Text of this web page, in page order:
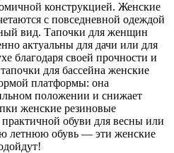
конструкцией. Женские
с повседневной одеждой
вид. Тапочки для женщин
актуальны для дачи или для
благодаря своей прочности и
для бассейна женские
платформы: она
положении и снижает
женские резиновые
обуви для весны или
летнюю обувь — эти женские